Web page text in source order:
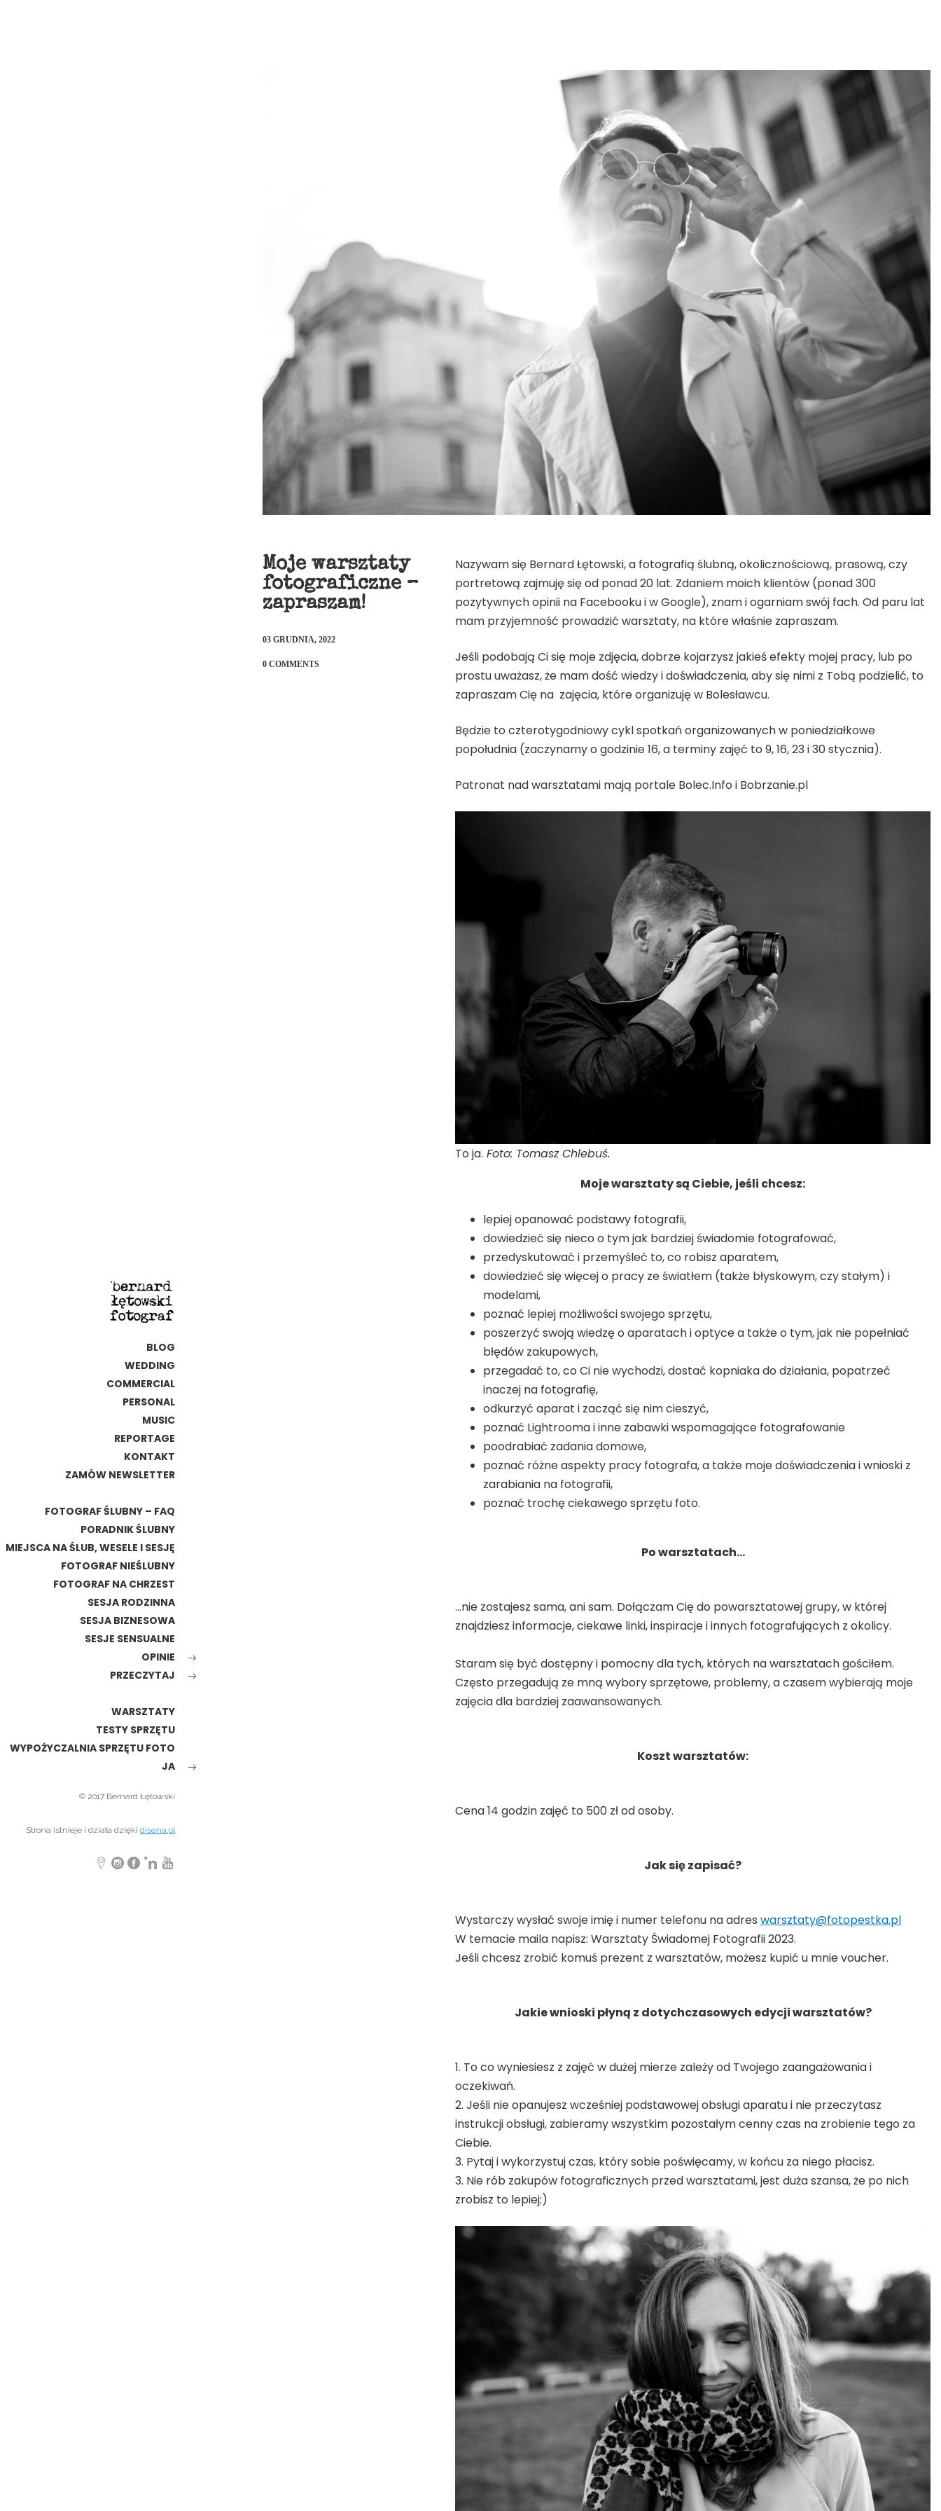
BLOG
WEDDING
COMMERCIAL
PERSONAL
MUSIC
REPORTAGE
KONTAKT
ZAMÓW NEWSLETTER
FOTOGRAF ŚLUBNY – FAQ
PORADNIK ŚLUBNY
MIEJSCA NA ŚLUB, WESELE I SESJĘ
FOTOGRAF NIEŚLUBNY
FOTOGRAF NA CHRZEST
SESJA RODZINNA
SESJA BIZNESOWA
SESJE SENSUALNE
OPINIE
PRZECZYTAJ
WARSZTATY
TESTY SPRZĘTU
WYPOŻYCZALNIA SPRZĘTU FOTO
JA
© 2017 Bernard Łętowski
Strona istnieje i działa dzięki disena.pl
Moje warsztaty
fotograficzne –
zapraszam!
03 GRUDNIA, 2022
0 COMMENTS
Nazywam się Bernard Łętowski, a fotografią ślubną, okolicznościową, prasową, czy
portretową zajmuję się od ponad 20 lat. Zdaniem moich klientów (ponad 300
pozytywnych opinii na Facebooku i w Google), znam i ogarniam swój fach. Od paru lat
mam przyjemność prowadzić warsztaty, na które właśnie zapraszam.
Jeśli podobają Ci się moje zdjęcia, dobrze kojarzysz jakieś efekty mojej pracy, lub po
prostu uważasz, że mam dość wiedzy i doświadczenia, aby się nimi z Tobą podzielić, to
zapraszam Cię na zajęcia, które organizuję w Bolesławcu.
Będzie to czterotygodniowy cykl spotkań organizowanych w poniedziałkowe
popołudnia (zaczynamy o godzinie 16, a terminy zajęć to 9, 16, 23 i 30 stycznia).
Patronat nad warsztatami mają portale Bolec.Info i Bobrzanie.pl
To ja. Foto: Tomasz Chlebuś.
Moje warsztaty są Ciebie, jeśli chcesz:
lepiej opanować podstawy fotografii,
dowiedzieć się nieco o tym jak bardziej świadomie fotografować,
przedyskutować i przemyśleć to, co robisz aparatem,
dowiedzieć się więcej o pracy ze światłem (także błyskowym, czy stałym) i
modelami,
poznać lepiej możliwości swojego sprzętu,
poszerzyć swoją wiedzę o aparatach i optyce a także o tym, jak nie popełniać
błędów zakupowych,
przegadać to, co Ci nie wychodzi, dostać kopniaka do działania, popatrzeć
inaczej na fotografię,
odkurzyć aparat i zacząć się nim cieszyć,
poznać Lightrooma i inne zabawki wspomagające fotografowanie
poodrabiać zadania domowe,
poznać różne aspekty pracy fotografa, a także moje doświadczenia i wnioski z
zarabiania na fotografii,
poznać trochę ciekawego sprzętu foto.
Po warsztatach…
…nie zostajesz sama, ani sam. Dołączam Cię do powarsztatowej grupy, w której
znajdziesz informacje, ciekawe linki, inspiracje i innych fotografujących z okolicy.
Staram się być dostępny i pomocny dla tych, których na warsztatach gościłem.
Często przegadują ze mną wybory sprzętowe, problemy, a czasem wybierają moje
zajęcia dla bardziej zaawansowanych.
Koszt warsztatów:
Cena 14 godzin zajęć to 500 zł od osoby.
Jak się zapisać?
Wystarczy wysłać swoje imię i numer telefonu na adres warsztaty@fotopestka.pl
W temacie maila napisz: Warsztaty Świadomej Fotografii 2023.
Jeśli chcesz zrobić komuś prezent z warsztatów, możesz kupić u mnie voucher.
Jakie wnioski płyną z dotychczasowych edycji warsztatów?
1. To co wyniesiesz z zajęć w dużej mierze zależy od Twojego zaangażowania i
oczekiwań.
2. Jeśli nie opanujesz wcześniej podstawowej obsługi aparatu i nie przeczytasz
instrukcji obsługi, zabieramy wszystkim pozostałym cenny czas na zrobienie tego za
Ciebie.
3. Pytaj i wykorzystuj czas, który sobie poświęcamy, w końcu za niego płacisz.
3. Nie rób zakupów fotograficznych przed warsztatami, jest duża szansa, że po nich
zrobisz to lepiej:)